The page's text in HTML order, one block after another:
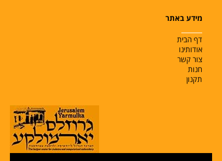
מידע באתר
דף הבית
אודותינו
צור קשר
חנות
תקנון